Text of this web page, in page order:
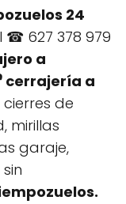
24
627 378 979
a
cerrajería a
de
mirillas
garaje,
.